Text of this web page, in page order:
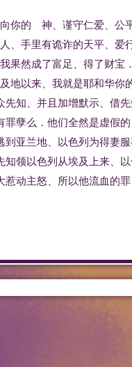
向你的 神 谨守仁爱 公
手里有诡诈的天平 爱
我果然成了富足 得了财宝 ．
地以来 我就是耶和华你
先知 并且 加增默示 借
罪孽么 ． 他们全然是虚假的
到 亚兰地 以色列 为得妻
知领以色列 从埃及 上来
惹动主怒 所以他流血 的罪